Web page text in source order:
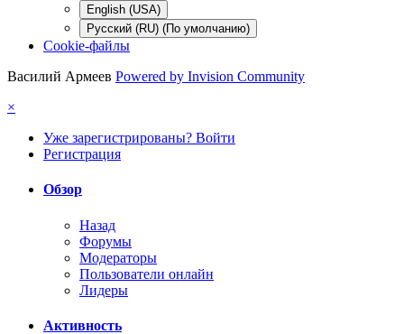
English (USA)
Русский (RU) (По умолчанию)
Cookie-файлы
Василий Армеев Powered by Invision Community
×
Уже зарегистрированы? Войти
Регистрация
Обзор
Назад
Форумы
Модераторы
Пользователи онлайн
Лидеры
Активность